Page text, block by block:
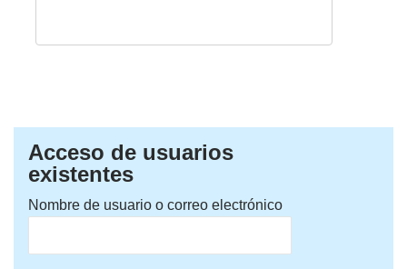
Acceso de usuarios
existentes
Nombre de usuario o correo electrónico